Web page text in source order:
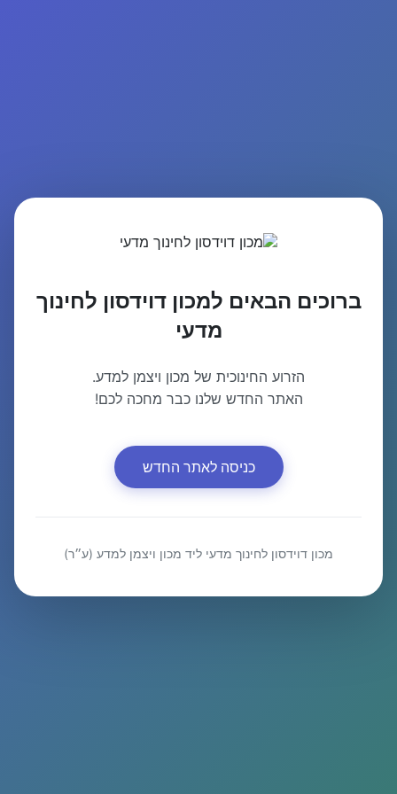
ברוכים הבאים למכון דוידסון לחינוך
מדעי
הזרוע החינוכית של מכון ויצמן למדע.
האתר החדש שלנו כבר מחכה לכם!
כניסה לאתר החדש
מכון דוידסון לחינוך מדעי ליד מכון ויצמן למדע (ע״ר)